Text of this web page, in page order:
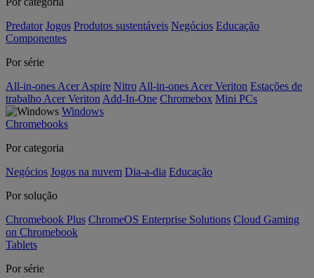
Predator Jogos Produtos sustentáveis Negócios Educação
Componentes
Por série
All-in-ones Acer Aspire Nitro All-in-ones Acer Veriton Estações de
trabalho Acer Veriton Add-In-One Chromebox Mini PCs
Windows
Chromebooks
Por categoria
Negócios Jogos na nuvem Dia-a-dia Educação
Por solução
Chromebook Plus ChromeOS Enterprise Solutions Cloud Gaming
on Chromebook
Tablets
Por série